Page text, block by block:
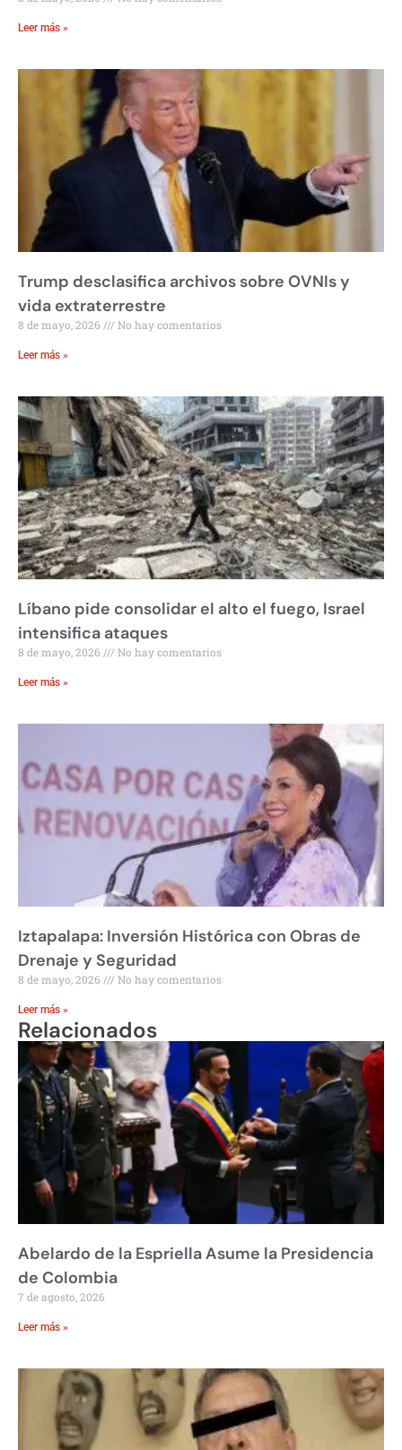
Leer más »
Trump desclasifica archivos sobre OVNIs y
vida extraterrestre
8 de mayo, 2026 No hay comentarios
Leer más »
Líbano pide consolidar el alto el fuego, Israel
intensifica ataques
8 de mayo, 2026 No hay comentarios
Leer más »
Iztapalapa: Inversión Histórica con Obras de
Drenaje y Seguridad
8 de mayo, 2026 No hay comentarios
Leer más »
Relacionados
Abelardo de la Espriella Asume la Presidencia
de Colombia
7 de agosto, 2026
Leer más »